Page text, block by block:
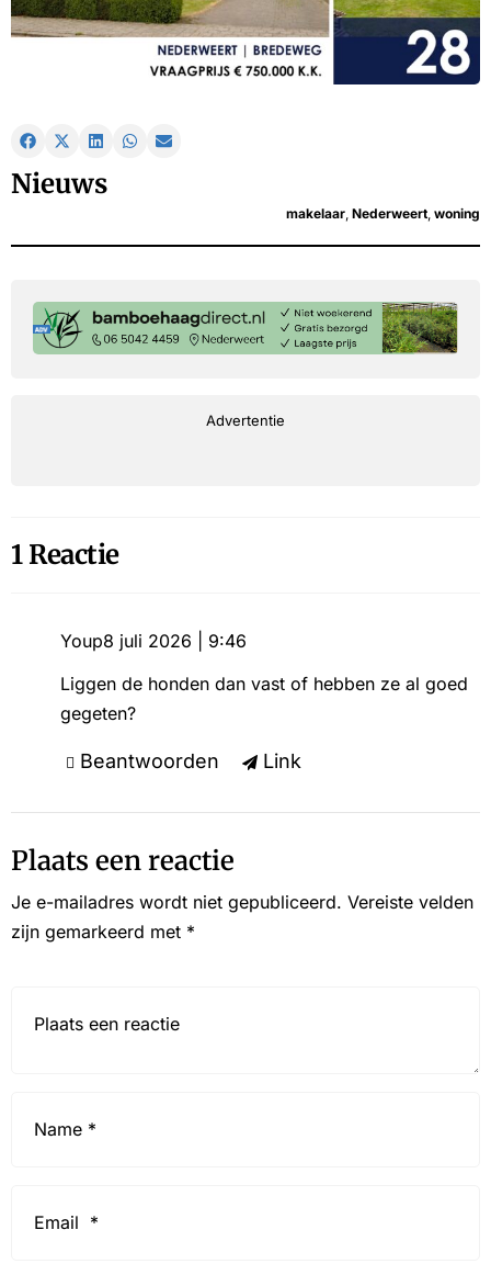
Nieuws
makelaar Nederweert woning
Advertentie
1 Reactie
Youp8 juli 2026 | 9:46
Liggen de honden dan vast of hebben ze al goed
gegeten?
Beantwoorden Link
Plaats een reactie
Je e-mailadres wordt niet gepubliceerd. Vereiste velden
zijn gemarkeerd met *